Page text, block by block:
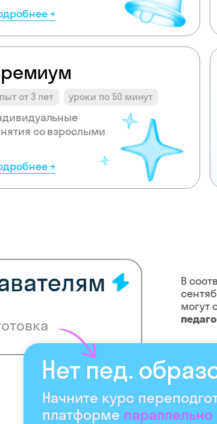
→
от 3 лет уроки по 50 минут
со взрослыми
→
В
могут
Начните курс
платформе
Нет пед.